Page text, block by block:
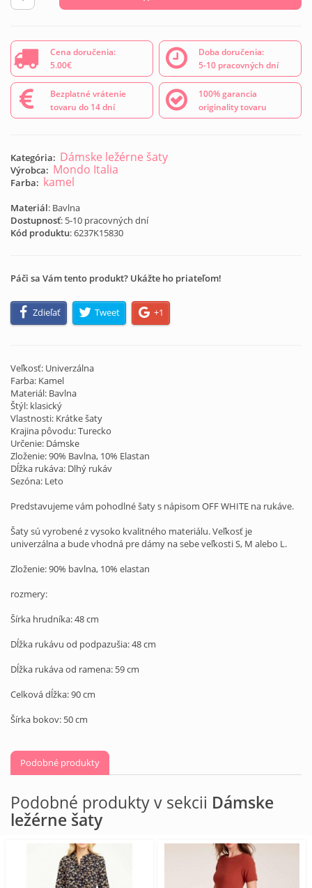
Cena doručenia:
5.00€
Doba doručenia:
5-10 pracovných dní
Bezplatné vrátenie
tovaru do 14 dní
100% garancia
originality tovaru
Kategória: Dámske ležérne šaty
Výrobca: Mondo Italia
Farba: kamel
Materiál: Bavlna
Dostupnosť: 5-10 pracovných dní
Kód produktu:6237K15830
Páči sa Vám tento produkt? Ukážte ho priateľom!
Zdieľať Tweet +1
Veľkosť: Univerzálna
Farba: Kamel
Materiál: Bavlna
Štýl: klasický
Vlastnosti: Krátke šaty
Krajina pôvodu: Turecko
Určenie: Dámske
Zloženie: 90% Bavlna, 10% Elastan
Dĺžka rukáva: Dlhý rukáv
Sezóna: Leto
Predstavujeme vám pohodlnéšaty s nápisom OFFWHITE na rukáve.
Šaty sú vyrobenézvysoko kvalitného materiálu.Veľkosť je
univerzálnaa bude vhodná pre dámy na sebeveľkostiS, M alebo L.
Zloženie:90% bavlna, 10% elastan
rozmery:
Šírka hrudníka:48cm
Dĺžka rukávu od podpazušia:48cm
Dĺžka rukávaod ramena: 59cm
Celková dĺžka:90cm
Šírka bokov: 50cm
Podobné produkty
Podobné produkty v sekcii Dámske
ležérne šaty